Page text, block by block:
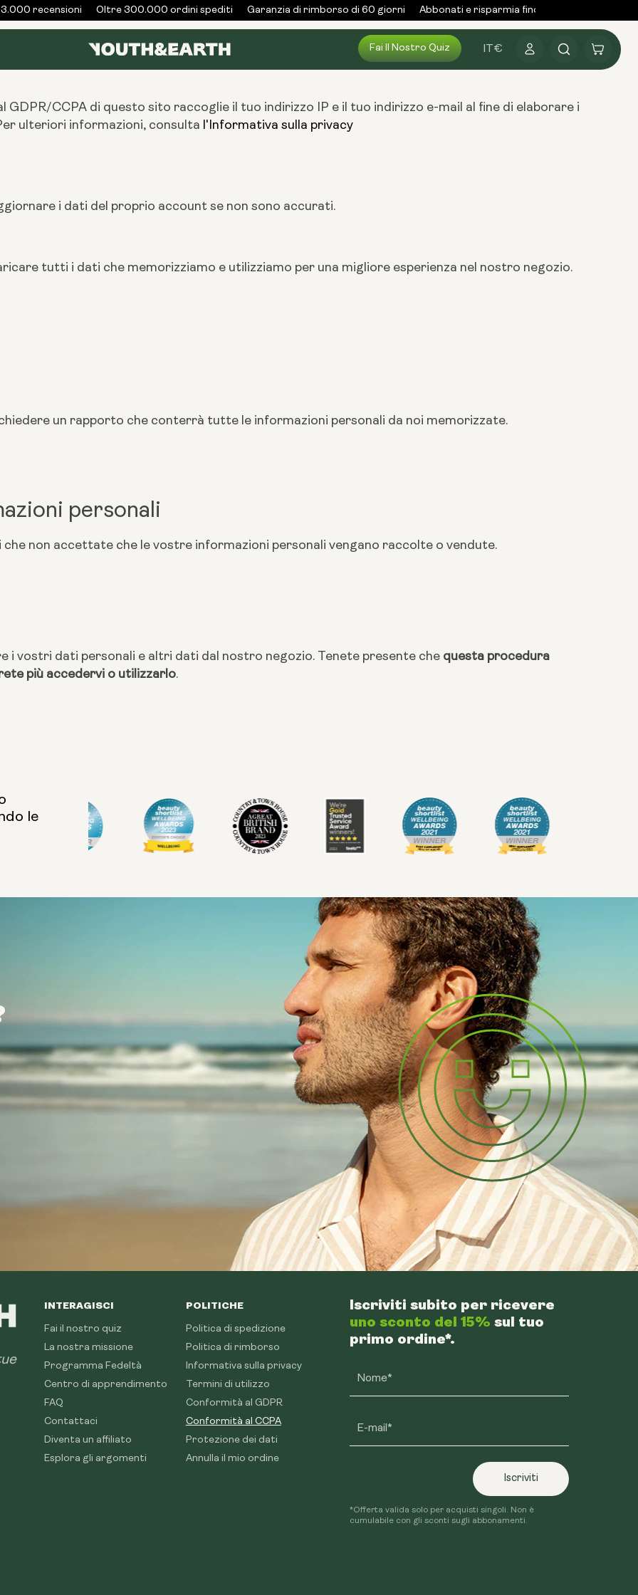
recensioni Oltre 300.000 ordini spediti Garanzia di rimborso di 60 giorni Abbonati e risparmia fino al 25%
Fai Il Nostro Quiz IT€ Accedi Carrello
CCPA di questo sito raccoglie il tuo indirizzo IP e il tuo indirizzo e-mail al fine di elaborare i
ulteriori informazioni, consulta l'Informativa sulla privacy
i dati del proprio account se non sono accurati.
tutti i dati che memorizziamo e utilizziamo per una migliore esperienza nel nostro negozio.
un rapporto che conterrà tutte le informazioni personali da noi memorizzate.
personali
non accettate che le vostre informazioni personali vengano raccolte o vendute.
i vostri dati personali e altri dati dal nostro negozio. Tenete presente che questa procedura
più accedervi o utilizzarlo.
le
INTERAGISCI
Fai il nostro quiz
La nostra missione
Programma Fedeltà
Centro di apprendimento
FAQ
Contattaci
Diventa un affiliato
Esplora gli argomenti
POLITICHE
Politica di spedizione
Politica di rimborso
Informativa sulla privacy
Termini di utilizzo
Conformità al GDPR
Conformità al CCPA
Protezione dei dati
Annulla il mio ordine
Iscriviti subito per ricevere
uno sconto del 15% sul tuo
primo ordine*.
Nome*
E-mail*
Iscriviti
*Offerta valida solo per acquisti singoli. Non è
cumulabile con gli sconti sugli abbonamenti.